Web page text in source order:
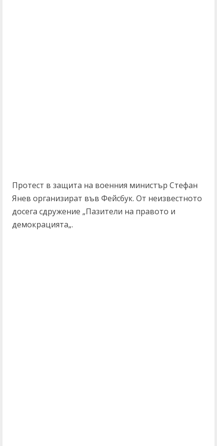
Протест в защита на военния министър Стефан
Янев организират във Фейсбук. От неизвестното
досега сдружение „Пазители на правото и
демокрацията„.